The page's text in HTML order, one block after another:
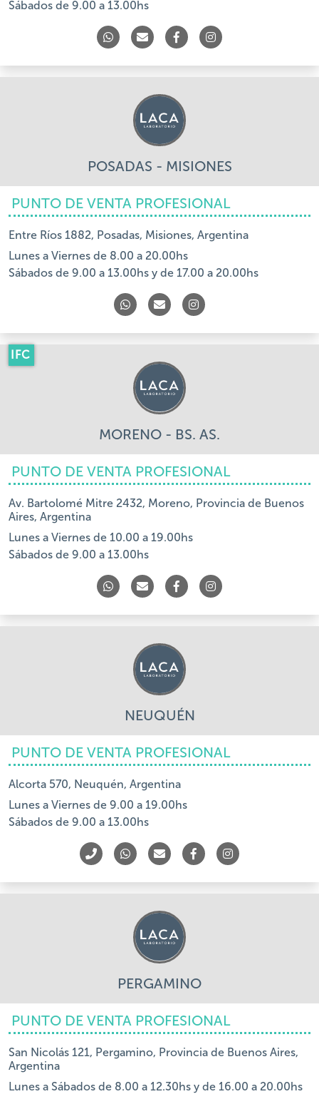
Sábados de 9.00 a 13.00hs
POSADAS - MISIONES
PUNTO DE VENTA PROFESIONAL
Entre Ríos 1882, Posadas, Misiones, Argentina
Lunes a Viernes de 8.00 a 20.00hs
Sábados de 9.00 a 13.00hs y de 17.00 a 20.00hs
IFC
MORENO - BS. AS.
PUNTO DE VENTA PROFESIONAL
Av. Bartolomé Mitre 2432, Moreno, Provincia de Buenos
Aires, Argentina
Lunes a Viernes de 10.00 a 19.00hs
Sábados de 9.00 a 13.00hs
NEUQUÉN
PUNTO DE VENTA PROFESIONAL
Alcorta 570, Neuquén, Argentina
Lunes a Viernes de 9.00 a 19.00hs
Sábados de 9.00 a 13.00hs
PERGAMINO
PUNTO DE VENTA PROFESIONAL
San Nicolás 121, Pergamino, Provincia de Buenos Aires,
Argentina
Lunes a Sábados de 8.00 a 12.30hs y de 16.00 a 20.00hs